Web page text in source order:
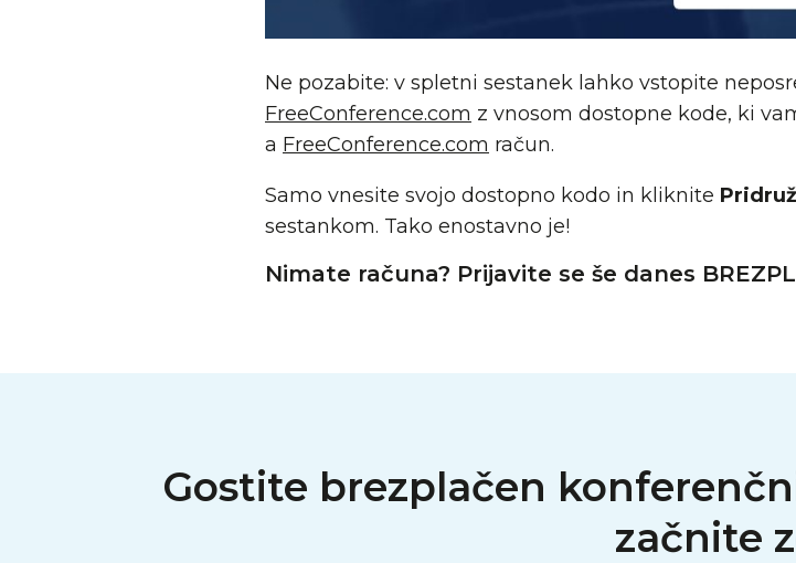
Ne pozabite: v spletni sestanek lahko vstopite
FreeConference.com z vnosom dostopne kode, ki
a FreeConference.com račun.
Samo vnesite svojo dostopno kodo in kliknite
sestankom. Tako enostavno je!
Nimate računa? Prijavite se še danes
Gostite brezplačen
začnite